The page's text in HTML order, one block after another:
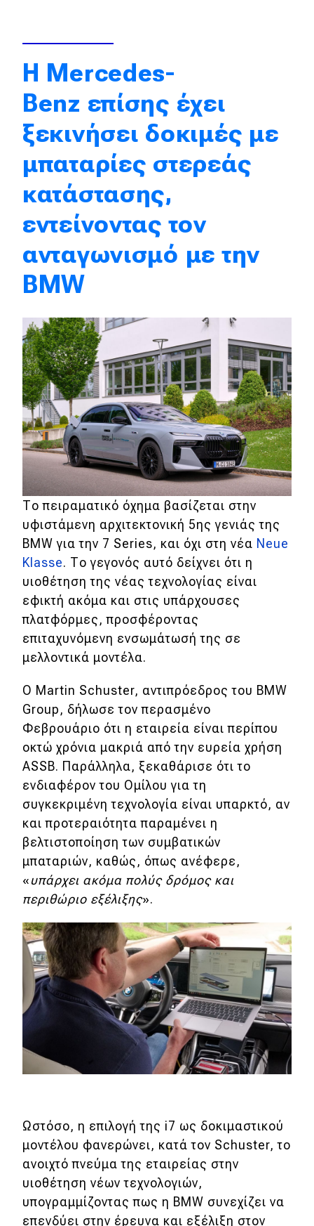
Test Drive
Δοκιμή
Αποστολή
Συγκρίνουμε
Αγώνες
Formula 1
Motorsport
Eco
Νέα
Τεχνολογία
Mobility
Σταθμοί φόρτισης
Classic
Νέα
Παρουσιάσεις
DRIVE Away
MOTO
Μεταχειρισμένο
Οδηγός αγοράς
Συμβουλές
Χρηστικά
Συμβουλές
ΚΤΕΟ
Οδική βοήθεια
DRIVE USED
H Mercedes-
Benz επίσης έχει
ξεκινήσει δοκιμές με
μπαταρίες στερεάς
κατάστασης,
εντείνοντας τον
ανταγωνισμό με την
BMW
Το πειραματικό όχημα βασίζεται στην
υφιστάμενη αρχιτεκτονική 5ης γενιάς της
BMW για την 7 Series, και όχι στη νέα Neue
Klasse. Το γεγονός αυτό δείχνει ότι η
υιοθέτηση της νέας τεχνολογίας είναι
εφικτή ακόμα και στις υπάρχουσες
πλατφόρμες, προσφέροντας
επιταχυνόμενη ενσωμάτωσή της σε
μελλοντικά μοντέλα.
Ο Martin Schuster, αντιπρόεδρος του BMW
Group, δήλωσε τον περασμένο
Φεβρουάριο ότι η εταιρεία είναι περίπου
οκτώ χρόνια μακριά από την ευρεία χρήση
ASSB. Παράλληλα, ξεκαθάρισε ότι το
ενδιαφέρον του Ομίλου για τη
συγκεκριμένη τεχνολογία είναι υπαρκτό, αν
και προτεραιότητα παραμένει η
βελτιστοποίηση των συμβατικών
μπαταριών, καθώς, όπως ανέφερε,
«υπάρχει ακόμα πολύς δρόμος και
περιθώριο εξέλιξης».
Ωστόσο, η επιλογή της i7 ως δοκιμαστικού
μοντέλου φανερώνει, κατά τον Schuster, το
ανοιχτό πνεύμα της εταιρείας στην
υιοθέτηση νέων τεχνολογιών,
υπογραμμίζοντας πως η BMW συνεχίζει να
επενδύει στην έρευνα και εξέλιξη στον